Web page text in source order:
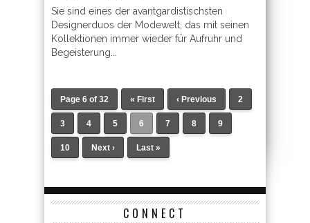
Sie sind eines der avantgardistischsten
Designerduos der Modewelt, das mit seinen
Kollektionen immer wieder für Aufruhr und
Begeisterung...
Page 6 of 32 « First ‹ Previous 2
3 4 5 6 7 8 9
10 Next › Last »
CONNECT